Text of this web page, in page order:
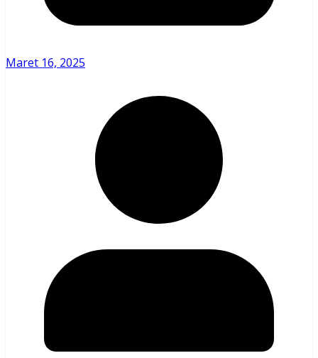
Maret 16, 2025